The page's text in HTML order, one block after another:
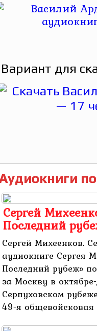
Вариант для
Сергей
Последний
Сергей Михеенков.
аудиокниге Сергея
Последний рубеж»
за Москву в
Серпуховском
49-я общевойсковая